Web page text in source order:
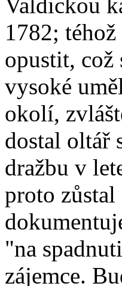
1782;
opustit, což
vysoké
okolí,
dostal oltář
dražbu v
proto zůstal
"na
zájemce.